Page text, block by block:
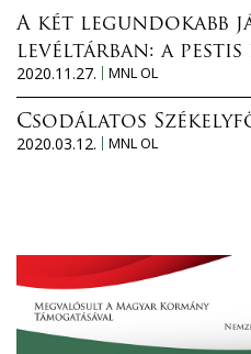
A két legundokabb
levéltárban: a pestis
2020.11.27.
MNL OL
Csodálatos
2020.03.12.
MNL OL